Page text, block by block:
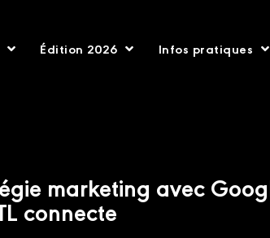
Édition 2026 Infos pratiques
marketing avec
connecte